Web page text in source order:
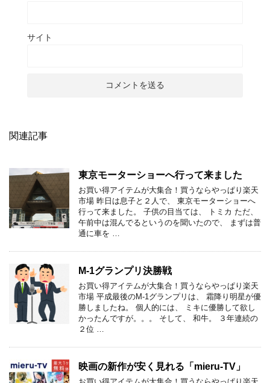
サイト
関連記事
東京モーターショーへ行って来ました
お買い得アイテムが大集合！買うならやっぱり楽天
市場 昨日は息子と２人で、 東京モーターショーへ
行って来ました。 子供の目当ては、 トミカ ただ、
午前中は混んでるというのを聞いたので、 まずは普
通に車を …
M-1グランプリ決勝戦
お買い得アイテムが大集合！買うならやっぱり楽天
市場 平成最後のM-1グランプリは、 霜降り明星が優
勝しましたね。 個人的には、 ミキに優勝して欲し
かったんですが。。。 そして、 和牛。 ３年連続の
２位 …
映画の新作が安く見れる「mieru-TV」